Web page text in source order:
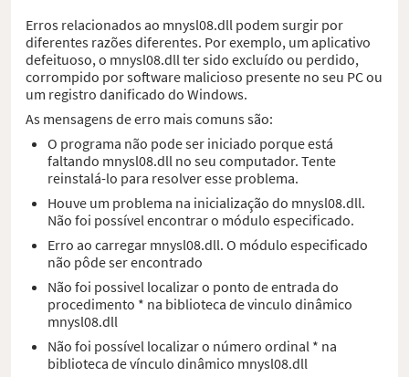
Erros relacionados ao mnysl08.dll podem surgir por
diferentes razões diferentes. Por exemplo, um aplicativo
defeituoso, o mnysl08.dll ter sido excluído ou perdido,
corrompido por software malicioso presente no seu PC ou
um registro danificado do Windows.
As mensagens de erro mais comuns são:
O programa não pode ser iniciado porque está
faltando mnysl08.dll no seu computador. Tente
reinstalá-lo para resolver esse problema.
Houve um problema na inicialização do mnysl08.dll.
Não foi possível encontrar o módulo especificado.
Erro ao carregar mnysl08.dll. O módulo especificado
não pôde ser encontrado
Não foi possivel localizar o ponto de entrada do
procedimento * na biblioteca de vinculo dinâmico
mnysl08.dll
Não foi possível localizar o número ordinal * na
biblioteca de vínculo dinâmico mnysl08.dll